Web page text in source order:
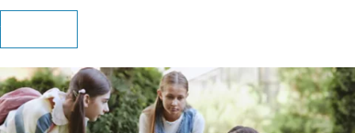
浏览可用的项目